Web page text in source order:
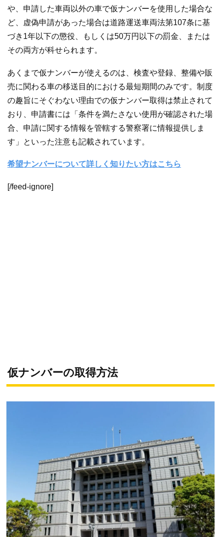
や、申請した車両以外の車で仮ナンバーを使用した場合な
ど、虚偽申請があった場合は道路運送車両法第107条に基
づき1年以下の懲役、もしくは50万円以下の罰金、または
その両方が科せられます。
あくまで仮ナンバーが使えるのは、検査や登録、整備や販
売に関わる車の移送目的における最短期間のみです。制度
の趣旨にそぐわない理由での仮ナンバー取得は禁止されて
おり、申請書には「条件を満たさない使用が確認された場
合、申請に関する情報を管轄する警察署に情報提供しま
す」といった注意も記載されています。
希望ナンバーについて詳しく知りたい方はこちら
[/feed-ignore]
仮ナンバーの取得方法